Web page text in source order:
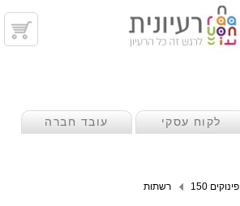
לקוח עסקי עובד חברה
פינוקים 150 רשתות